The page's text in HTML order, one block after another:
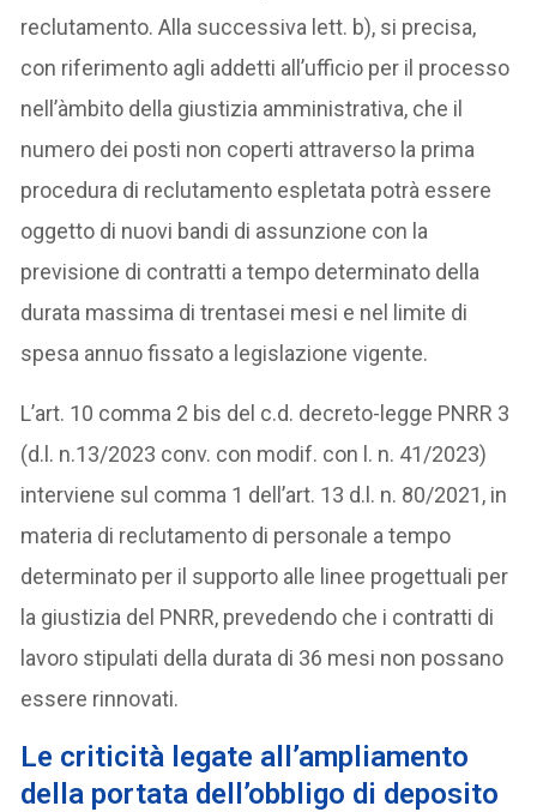
reclutamento. Alla successiva lett. b), si precisa,
con riferimento agli addetti all’ufficio per il processo
nell’àmbito della giustizia amministrativa, che il
numero dei posti non coperti attraverso la prima
procedura di reclutamento espletata potrà essere
oggetto di nuovi bandi di assunzione con la
previsione di contratti a tempo determinato della
durata massima di trentasei mesi e nel limite di
spesa annuo fissato a legislazione vigente.
L’art. 10 comma 2 bis del c.d. decreto-legge PNRR 3
(d.l. n.13/2023 conv. con modif. con l. n. 41/2023)
interviene sul comma 1 dell’art. 13 d.l. n. 80/2021, in
materia di reclutamento di personale a tempo
determinato per il supporto alle linee progettuali per
la giustizia del PNRR, prevedendo che i contratti di
lavoro stipulati della durata di 36 mesi non possano
essere rinnovati.
Le criticità legate all’ampliamento
della portata dell’obbligo di deposito